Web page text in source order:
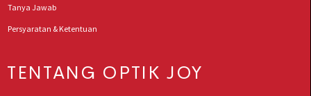
Tanya Jawab
Persyaratan & Ketentuan
TENTANG OPTIK JOY